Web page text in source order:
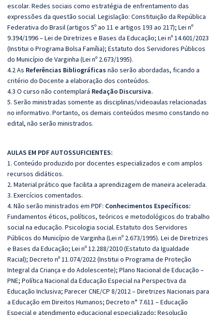
escolar. Redes sociais como estratégia de enfrentamento das
expressões da questão social. Legislação: Constituição da República
Federativa do Brasil (artigos 5º ao 11 e artigos 193 ao 217); Lei nº
9.394/1996 – Lei de Diretrizes e Bases da Educação; Lei nº 14.601/2023
(Institui o Programa Bolsa Família); Estatuto dos Servidores Públicos
do Município de Varginha (Lei nº 2.673/1995).
4.2 As Referências Bibliográficas não serão abordadas, ficando a
critério do Docente a elaboração dos conteúdos.
4.3 O curso não contemplará Redação Discursiva.
5. Serão ministradas somente as disciplinas/videoaulas relacionadas
no informativo. Portanto, os demais conteúdos mesmo constando no
edital, não serão ministrados.
AULAS EM PDF AUTOSSUFICIENTES:
1. Conteúdo produzido por docentes especializados e com amplos
recursos didáticos.
2. Material prático que facilita a aprendizagem de maneira acelerada.
3. Exercícios comentados.
4. Não serão ministrados em PDF: Conhecimentos Específicos:
Fundamentos éticos, políticos, teóricos e metodológicos do trabalho
social na educação. Psicologia social. Estatuto dos Servidores
Públicos do Município de Varginha (Lei nº 2.673/1995). Lei de Diretrizes
e Bases da Educação; Lei nº 12.288/2010 (Estatuto da Igualdade
Racial); Decreto nº 11.074/2022 (Institui o Programa de Proteção
Integral da Criança e do Adolescente); Plano Nacional de Educação –
PNE; Política Nacional da Educação Especial na Perspectiva da
Educação Inclusiva; Parecer CNE/CP 8/2012 – Diretrizes Nacionais para
a Educação em Direitos Humanos; Decreto n° 7.611 – Educação
Especial e atendimento educacional especializado; Resolução